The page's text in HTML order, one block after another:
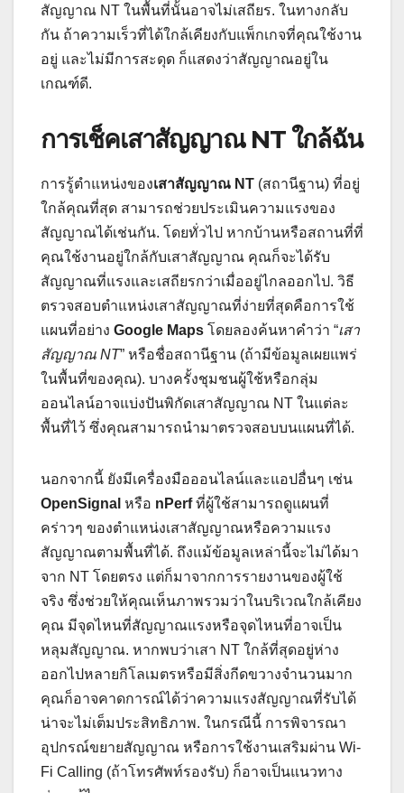
สัญญาณ NT ในพื้นที่นั้นอาจไม่เสถียร. ในทางกลับ
กัน ถ้าความเร็วที่ได้ใกล้เคียงกับแพ็กเกจที่คุณใช้งาน
อยู่ และไม่มีการสะดุด ก็แสดงว่าสัญญาณอยู่ใน
เกณฑ์ดี.
การเช็คเสาสัญญาณ NT ใกล้ฉัน
การรู้ตำแหน่งของเสาสัญญาณ NT (สถานีฐาน) ที่อยู่
ใกล้คุณที่สุด สามารถช่วยประเมินความแรงของ
สัญญาณได้เช่นกัน. โดยทั่วไป หากบ้านหรือสถานที่ที่
คุณใช้งานอยู่ใกล้กับเสาสัญญาณ คุณก็จะได้รับ
สัญญาณที่แรงและเสถียรกว่าเมื่ออยู่ไกลออกไป. วิธี
ตรวจสอบตำแหน่งเสาสัญญาณที่ง่ายที่สุดคือการใช้
แผนที่อย่าง Google Maps โดยลองค้นหาคำว่า “เสา
สัญญาณ NT” หรือชื่อสถานีฐาน (ถ้ามีข้อมูลเผยแพร่
ในพื้นที่ของคุณ). บางครั้งชุมชนผู้ใช้หรือกลุ่ม
ออนไลน์อาจแบ่งปันพิกัดเสาสัญญาณ NT ในแต่ละ
พื้นที่ไว้ ซึ่งคุณสามารถนำมาตรวจสอบบนแผนที่ได้.
นอกจากนี้ ยังมีเครื่องมือออนไลน์และแอปอื่นๆ เช่น
OpenSignal หรือ nPerfที่ผู้ใช้สามารถดูแผนที่
คร่าวๆ ของตำแหน่งเสาสัญญาณหรือความแรง
สัญญาณตามพื้นที่ได้. ถึงแม้ข้อมูลเหล่านี้จะไม่ได้มา
จาก NT โดยตรง แต่ก็มาจากการรายงานของผู้ใช้
จริง ซึ่งช่วยให้คุณเห็นภาพรวมว่าในบริเวณใกล้เคียง
คุณ มีจุดไหนที่สัญญาณแรงหรือจุดไหนที่อาจเป็น
หลุมสัญญาณ. หากพบว่าเสา NT ใกล้ที่สุดอยู่ห่าง
ออกไปหลายกิโลเมตรหรือมีสิ่งกีดขวางจำนวนมาก
คุณก็อาจคาดการณ์ได้ว่าความแรงสัญญาณที่รับได้
น่าจะไม่เต็มประสิทธิภาพ. ในกรณีนี้ การพิจารณา
อุปกรณ์ขยายสัญญาณ หรือการใช้งานเสริมผ่าน Wi-
Fi Calling (ถ้าโทรศัพท์รองรับ) ก็อาจเป็นแนวทาง